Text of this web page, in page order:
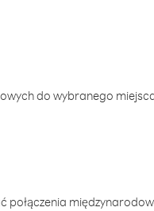
do wybranego
połączenia